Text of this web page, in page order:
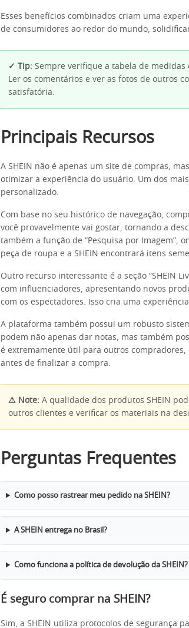
Esses benefícios combinados criam uma
de consumidores ao redor do mundo,
✓ Tip: Sempre verifique a tabela de medidas
Ler os comentários e ver as fotos de outros
satisfatória.
Principais Recursos
A SHEIN não é apenas um site de compras,
otimizar a experiência do usuário. Um dos
personalizado.
Com base no seu histórico de navegação,
você provavelmente vai gostar, tornando a
também a função de “Pesquisa por Imagem”,
peça de roupa e a SHEIN encontrará itens
Outro recurso interessante é a seção “SHEIN
com influenciadores, apresentando novos
com os espectadores. Isso cria uma
A plataforma também possui um robusto
podem não apenas dar notas, mas também
é extremamente útil para outros
antes de finalizar a compra.
⚠ Note: A qualidade dos produtos SHEIN
outros clientes e verificar os materiais na
Perguntas Frequentes
Como posso rastrear meu pedido na SHEIN?
A SHEIN entrega no Brasil?
Como funciona a política de devolução da SHEIN?
É seguro comprar na SHEIN?
Sim, a SHEIN utiliza protocolos de segurança